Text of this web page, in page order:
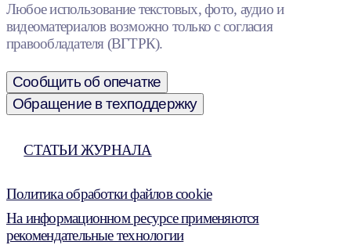
Любое использование текстовых, фото, аудио и
видеоматериалов возможно только с согласия
правообладателя (ВГТРК).
Сообщить об опечатке
Обращение в техподдержку
СТАТЬИ ЖУРНАЛА
Политика обработки файлов cookie
На информационном ресурсе применяются
рекомендательные технологии